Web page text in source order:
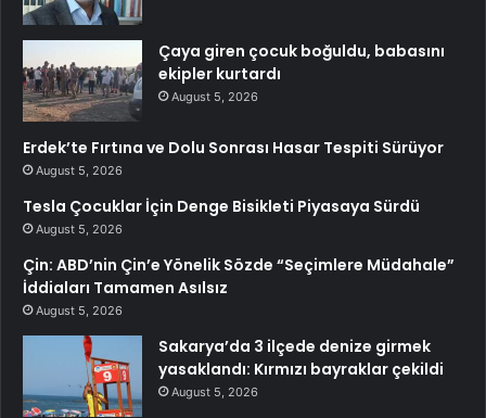
Çaya giren çocuk boğuldu, babasını
ekipler kurtardı
August 5, 2026
Erdek’te Fırtına ve Dolu Sonrası Hasar Tespiti Sürüyor
August 5, 2026
Tesla Çocuklar İçin Denge Bisikleti Piyasaya Sürdü
August 5, 2026
Çin: ABD’nin Çin’e Yönelik Sözde “Seçimlere Müdahale”
İddiaları Tamamen Asılsız
August 5, 2026
Sakarya’da 3 ilçede denize girmek
yasaklandı: Kırmızı bayraklar çekildi
August 5, 2026